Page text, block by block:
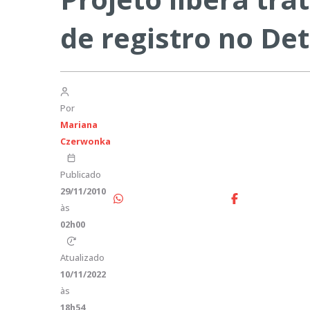
de registro no
Por
Mariana
Czerwonka
Publicado
29/11/2010
às
02h00
Atualizado
10/11/2022
às
18h54